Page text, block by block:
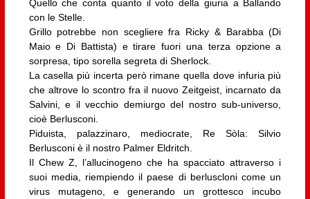
Quello che conta quanto il voto della giuria a Ballando
con le Stelle.
Grillo potrebbe non scegliere fra Ricky & Barabba (Di
Maio e Di Battista) e tirare fuori una terza opzione a
sorpresa, tipo sorella segreta di Sherlock.
La casella più incerta però rimane quella dove infuria più
che altrove lo scontro fra il nuovo Zeitgeist, incarnato da
Salvini, e il vecchio demiurgo del nostro sub-universo,
cioè Berlusconi.
Piduista, palazzinaro, mediocrate, Re Sòla: Silvio
Berlusconi è il nostro Palmer Eldritch.
Il Chew Z, l’allucinogeno che ha spacciato attraverso i
suoi media, riempiendo il paese di berluscloni come un
virus mutageno, e generando un grottesco incubo